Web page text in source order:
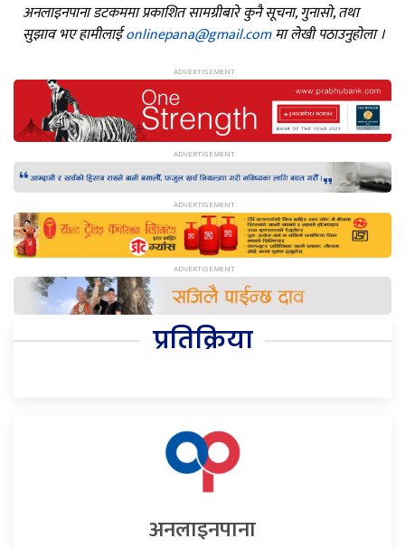
अनलाइनपाना डटकममा प्रकाशित सामग्रीबारे कुनै सूचना, गुनासो, तथा
सुझाव भए हामीलाईonlinepana@gmail.comमा लेखी पठाउनुहोला ।
प्रतिक्रिया
अनलाइनपाना